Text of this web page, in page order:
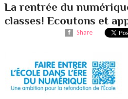
La rentrée du
classes! Ecoutons et
Share